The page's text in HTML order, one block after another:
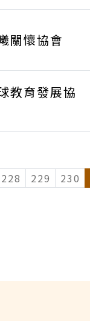
關懷協會
教育發展協
228 229 230